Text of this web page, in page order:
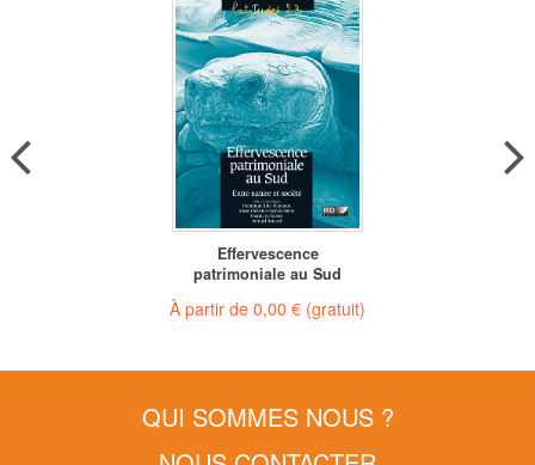
Effervescence
patrimoniale au Sud
À partir de 0,00 € (gratuit)
QUI SOMMES NOUS ?